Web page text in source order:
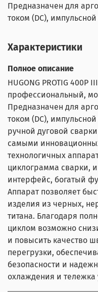
Предназначен для
током (DC),
Характеристики
Полное описание
HUGONG PROTIG
профессиональный,
Предназначен для
током (DC),
ручной дуговой
самыми
технологичных
циклограмма сварки,
интерфейс, богатый
Аппарат позволяет
изделия из черных,
титана. Благодаря
циклом возможно
и повысить качество
перегрузки,
безопасности и
охлаждения и тележка